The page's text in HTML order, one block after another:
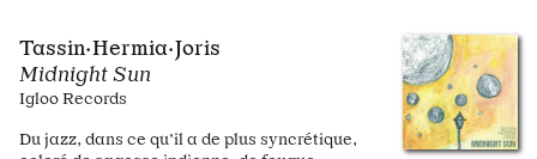
Tassin·Hermia·Joris
Midnight Sun
Igloo Records
Du jazz, dans ce qu’il a de plus syncrétique,